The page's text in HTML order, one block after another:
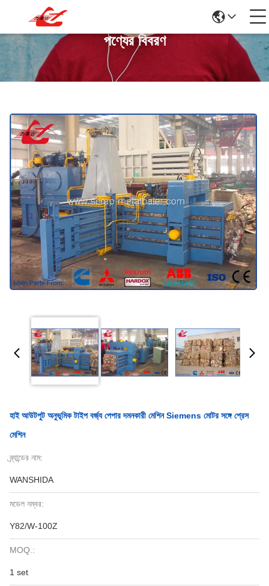
পণ্যের বিবরণ
হাই আউটপুট অনুভূমিক টাইপ বর্জ্য পেপার দমনকারী মেশিন Siemens মোটর সঙ্গে প্রেস
মেশিন
ব্র্যান্ডের নাম:
WANSHIDA
মডেল নম্বর:
Y82/W-100Z
MOQ.:
1 set